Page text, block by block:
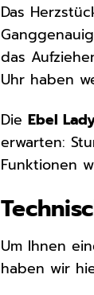
Das
das
Uhr haben
DieEbel
erwarten:
Funktionen
Um Ihnen
haben wir